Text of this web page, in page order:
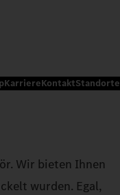
KarriereKontaktStandorte
Wir bieten Ihnen
wurden. Egal,